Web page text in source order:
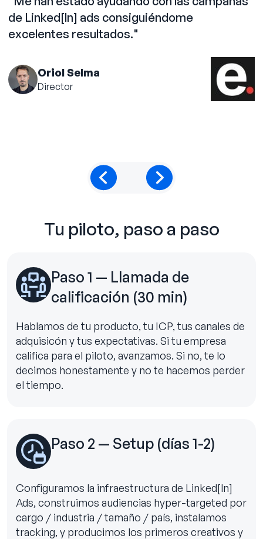
de Linked[ln] ads consiguiéndome
excelentes resultados."
Oriol Selma
Director
Tu piloto, paso a paso
Paso 1 — Llamada de
calificación (30 min)
Hablamos de tu producto, tu ICP, tus canales de
adquisicón y tus expectativas. Si tu empresa
califica para el piloto, avanzamos. Si no, te lo
decimos honestamente y no te hacemos perder
el tiempo.
Paso 2 — Setup (días 1-2)
Configuramos la infraestructura de Linked[ln]
Ads, construimos audiencias hyper-targeted por
cargo / industria / tamaño / país, instalamos
tracking, y producimos los primeros creativos y